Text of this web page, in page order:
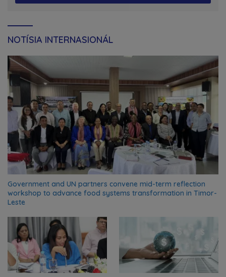
NOTÍSIA INTERNASIONÁL
Government and UN partners convene mid-term reflection
workshop to advance food systems transformation in Timor-
Leste